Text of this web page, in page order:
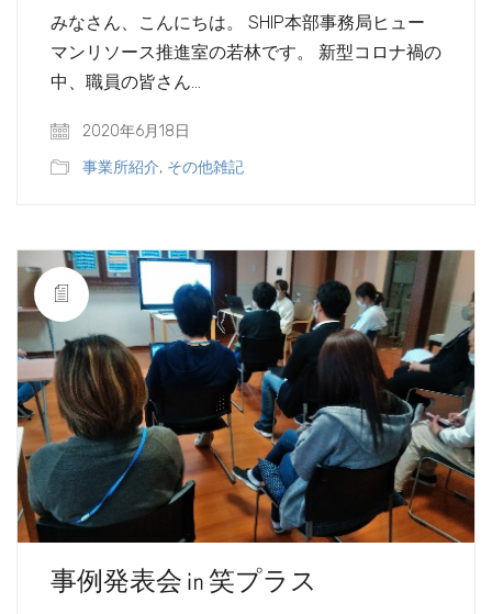
みなさん、こんにちは。 SHIP本部事務局ヒュー
マンリソース推進室の若林です。 新型コロナ禍の
中、職員の皆さん…
2020年6月18日
事業所紹介, その他雑記
事例発表会㏌笑プラス